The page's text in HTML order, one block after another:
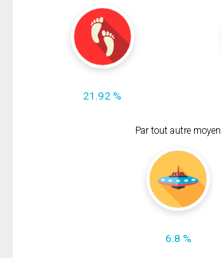
21.92 %
Par tout autre moyen
6.8 %